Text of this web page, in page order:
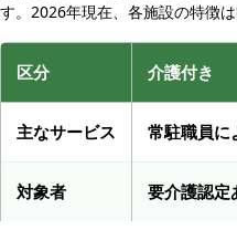
す。2026年現在、各施設の特徴は
区分 介護付き
主なサービス 常駐職員に
対象者 要介護認定